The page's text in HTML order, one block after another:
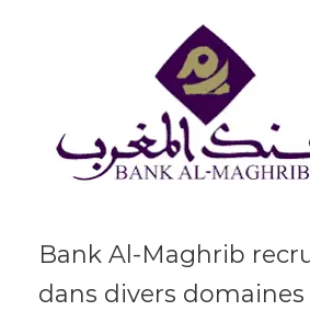
Bank Al-Maghrib
dans divers